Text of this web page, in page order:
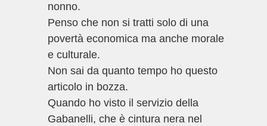
nonno.
Penso che non si tratti solo di una
povertà economica ma anche morale
e culturale.
Non sai da quanto tempo ho questo
articolo in bozza.
Quando ho visto il servizio della
Gabanelli, che è cintura nera nel